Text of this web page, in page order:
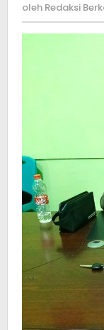
oleh Redaksi